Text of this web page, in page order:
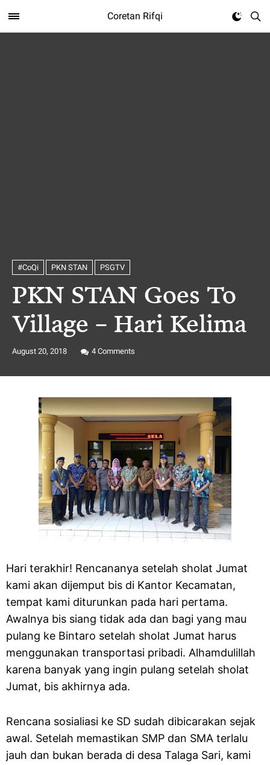
Coretan Rifqi
#CoQi PKN STAN PSGTV
PKN STAN Goes To
Village – Hari Kelima
August 20, 2018 4 Comments
Hari terakhir! Rencananya setelah sholat Jumat
kami akan dijemput bis di Kantor Kecamatan,
tempat kami diturunkan pada hari pertama.
Awalnya bis siang tidak ada dan bagi yang mau
pulang ke Bintaro setelah sholat Jumat harus
menggunakan transportasi pribadi. Alhamdulillah
karena banyak yang ingin pulang setelah sholat
Jumat, bis akhirnya ada.
Rencana sosialiasi ke SD sudah dibicarakan sejak
awal. Setelah memastikan SMP dan SMA terlalu
jauh dan bukan berada di desa Talaga Sari, kami